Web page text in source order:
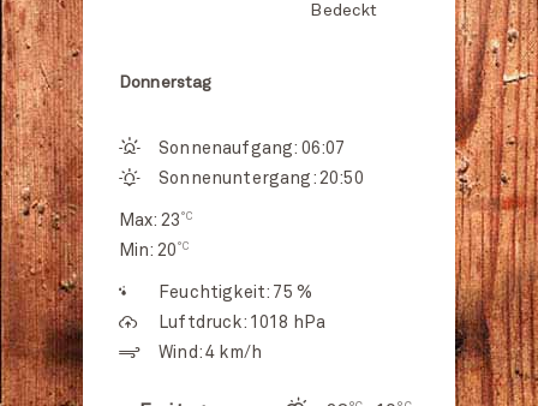
Bedeckt
Donnerstag
Sonnenaufgang: 06:07
Sonnenuntergang: 20:50
Max: 23 °C
Min: 20 °C
Feuchtigkeit: 75 %
Luftdruck: 1018 hPa
Wind: 4 km/h